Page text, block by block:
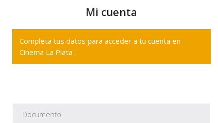
Mi cuenta
Completa tus datos para acceder a tu cuenta en
Cinema La Plata .